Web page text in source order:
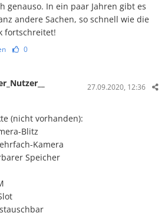
genauso. In ein paar Jahren gibt es
andere Sachen, so schnell wie die
fortschreitet!
0
27.09.2020, 12:36
(nicht vorhanden):
Blitz
Kamera
Speicher